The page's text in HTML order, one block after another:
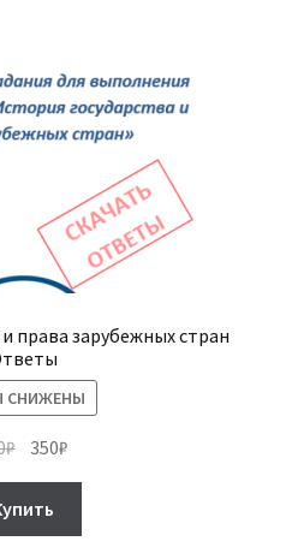
права зарубежных стран
СНИЖЕНЫ
₽ Первоначальная
цена
составляла
380₽.
350₽
цена: